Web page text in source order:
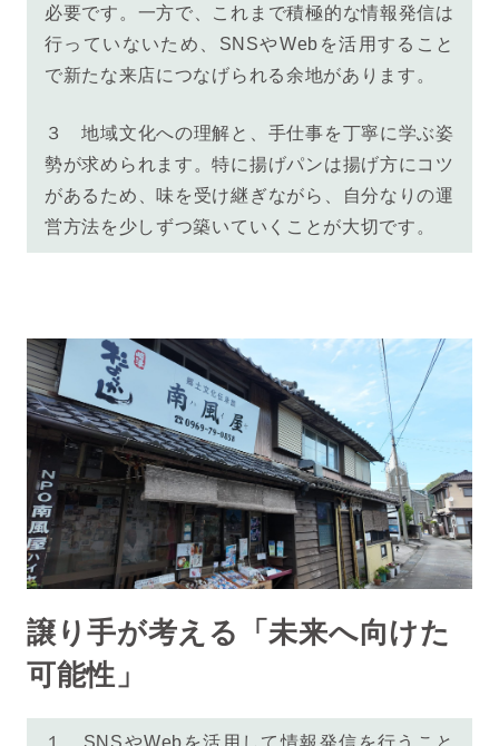
必要です。一方で、これまで積極的な情報発信は
行っていないため、SNSやWebを活用すること
で新たな来店につなげられる余地があります。
３ 地域文化への理解と、手仕事を丁寧に学ぶ姿
勢が求められます。特に揚げパンは揚げ方にコツ
があるため、味を受け継ぎながら、自分なりの運
営方法を少しずつ築いていくことが大切です。
譲り手が考える「未来へ向けた
可能性」